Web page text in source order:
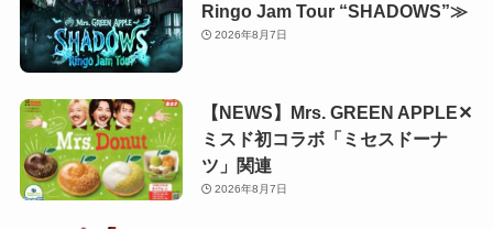
Ringo Jam Tour “SHADOWS”≫
2026年8月7日
【NEWS】Mrs. GREEN APPLE✕
ミスド初コラボ「ミセスドーナ
ツ」関連
2026年8月7日